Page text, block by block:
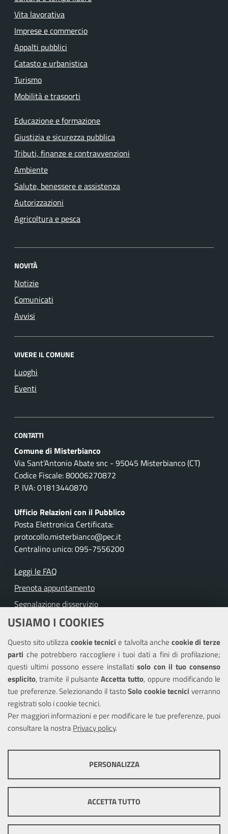
USIAMO I COOKIES
Questo sito utilizzacookie tecnicie talvolta anche cookie di terze
parti che potrebbero raccogliere i tuoi dati a fini di profilazione;
questi ultimi possono essere installati solo con il tuo consenso
esplicito, tramite il pulsante Accetta tutto, oppure modificando le
tue preferenze. Selezionando il tastoSolo cookie tecnici verranno
registrati solo i cookie tecnici.
Per maggiori informazioni e per modificare le tue preferenze, puoi
consultare la nostraPrivacy policy.
ottimale per ogni utente. Essi non raccolgono i tuoi dati e le tue
informazioni di navigazione per scopi di marketing e profilazione, e
pertanto possono essere utilizzati senza bisogno di acquisire il tuo
PERSONALIZZA
ACCETTA TUTTO
Vita lavorativa
Imprese e commercio
Appalti pubblici
Catasto e urbanistica
Turismo
Mobilità e trasporti
Educazione e formazione
Giustizia e sicurezza pubblica
Tributi, finanze e contravvenzioni
Ambiente
Salute, benessere e assistenza
Autorizzazioni
Agricoltura e pesca
NOVITÀ
Notizie
Comunicati
Avvisi
VIVERE IL COMUNE
Luoghi
Eventi
CONTATTI
Comune di Misterbianco
Via Sant'Antonio Abate snc - 95045 Misterbianco (CT)
Codice Fiscale: 80006270872
P. IVA: 01813440870
Ufficio Relazioni con il Pubblico
Posta Elettronica Certificata:
protocollo.misterbianco@pec.it
Centralino unico: 095-7556200
Leggi le FAQ
Prenota appuntamento
Segnalazione disservizio
Richiesta assistenza
Amministrazione trasparente
Informativa privacy
Note legali
Piano di miglioramento del sito
Dichiarazione di accessibilità
Mappa del sito
Cookie